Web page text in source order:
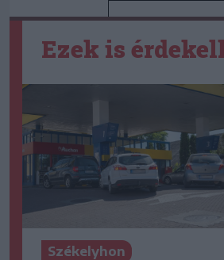
Ezek is
Székelyhon